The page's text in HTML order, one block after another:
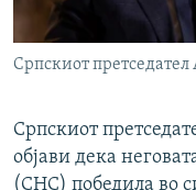
Српскиот
Српскиот
објави дека
(СНС) победила во